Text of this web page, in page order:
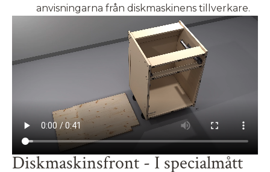
anvisningarna från diskmaskinens tillverkare.
Diskmaskinsfront - I specialmått